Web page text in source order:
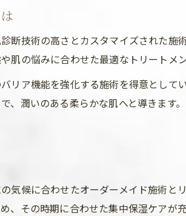
前橋エリアで評判のエステ
エステのプロが教える乾燥
前橋のエステで体験する潤
断技術の高さとカスタマイズされた
肌の悩みに合わせた最適なトリートメ
リア機能を強化する施術を得意とし
、潤いのある柔らかな肌へと導きま
気候に合わせたオーダーメイド施術
、その時期に合わせた集中保湿ケアが充